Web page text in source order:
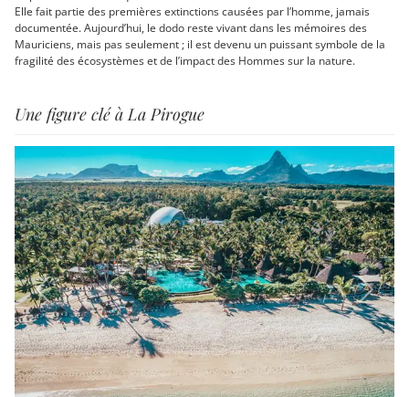
Elle fait partie des premières extinctions causées par l’homme, jamais
documentée. Aujourd’hui, le dodo reste vivant dans les mémoires des
Mauriciens, mais pas seulement ; il est devenu un puissant symbole de la
fragilité des écosystèmes et de l’impact des Hommes sur la nature.
Une figure clé à La Pirogue
Previous Next